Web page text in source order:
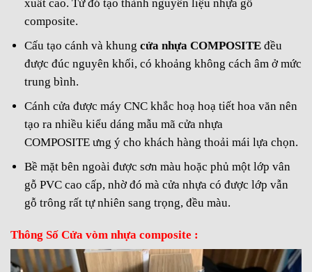
xuất cao. Từ đó tạo thành nguyên liệu nhựa gỗ
composite.
Cấu tạo cánh và khung cửa nhựa COMPOSITEđều
được đúc nguyên khối, có khoảng không cách âm ở mức
trung bình.
Cánh cửa được máy CNC khắc hoạ hoạ tiết hoa văn nên
tạo ra nhiều kiểu dáng mẫu mã cửa nhựa
COMPOSITE ưng ý cho khách hàng thoải mái lựa chọn.
Bề mặt bên ngoài được sơn màu hoặc phủ một lớp vân
gỗ PVC cao cấp, nhờ đó mà cửa nhựa có được lớp vẫn
gỗ trông rất tự nhiên sang trọng, đều màu.
Thông Số Cửa vòm nhựa composite :